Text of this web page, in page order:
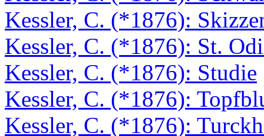
Kessler, C. (*1876):
Kessler, C. (*1876): St.
Kessler, C. (*1876): Studie
Kessler, C. (*1876):
Kessler, C. (*1876):